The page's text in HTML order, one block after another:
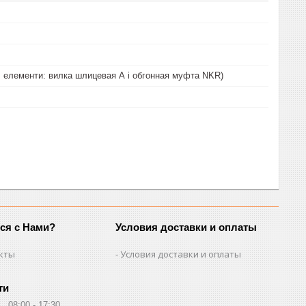
елементи: вилка шлицевая А і обгонная муфта NKR)
с Нами? Условия доставки и оплаты
Условия доставки и оплаты